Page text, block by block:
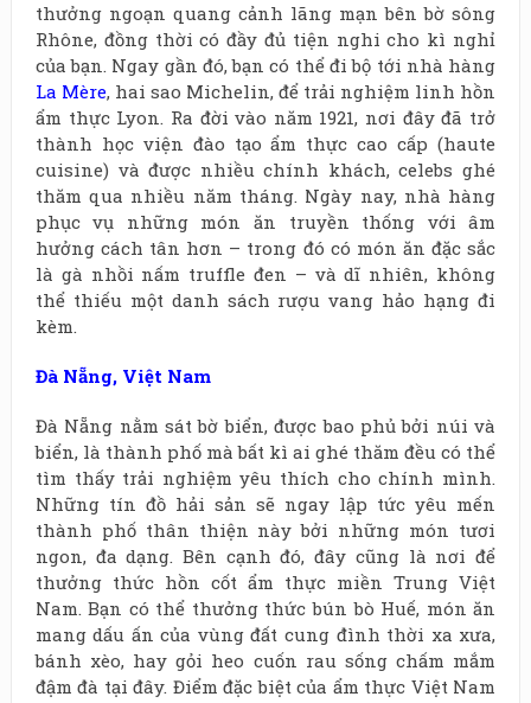
thưởng ngoạn quang cảnh lãng mạn bên bờ sông
Rhône, đồng thời có đầy đủ tiện nghi cho kì nghỉ
của bạn. Ngay gần đó, bạn có thể đi bộ tới nhà hàng
La Mère, hai sao Michelin, để trải nghiệm linh hồn
ẩm thực Lyon. Ra đời vào năm 1921, nơi đây đã trở
thành học viện đào tạo ẩm thực cao cấp (haute
cuisine) và được nhiều chính khách, celebs ghé
thăm qua nhiều năm tháng. Ngày nay, nhà hàng
phục vụ những món ăn truyền thống với âm
hưởng cách tân hơn – trong đó có món ăn đặc sắc
là gà nhồi nấm truffle đen – và dĩ nhiên, không
thể thiếu một danh sách rượu vang hảo hạng đi
kèm.
ĐàNẵng, Việt Nam
Đà Nẵng nằm sát bờ biển, được bao phủ bởi núi và
biển, là thành phố mà bất kì ai ghé thăm đều có thể
tìm thấy trải nghiệm yêu thích cho chính mình.
Những tín đồ hải sản sẽ ngay lập tức yêu mến
thành phố thân thiện này bởi những món tươi
ngon, đa dạng. Bên cạnh đó, đây cũng là nơi để
thưởng thức hồn cốt ẩm thực miền Trung Việt
Nam. Bạn có thể thưởng thức bún bò Huế, món ăn
mang dấu ấn của vùng đất cung đình thời xa xưa,
bánh xèo, hay gỏi heo cuốn rau sống chấm mắm
đậm đà tại đây. Điểm đặc biệt của ẩm thực Việt Nam